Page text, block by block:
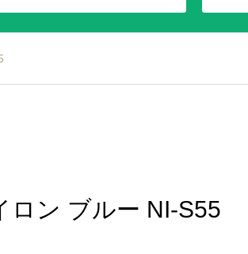
ロン ブルー NI-S55